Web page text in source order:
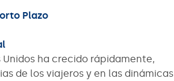
Plazo
ha crecido rápidamente,
de los viajeros y en las dinámicas